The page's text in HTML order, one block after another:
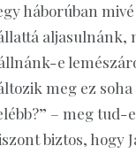
háborúban
e
meg ez
– meg
biztos, hogy